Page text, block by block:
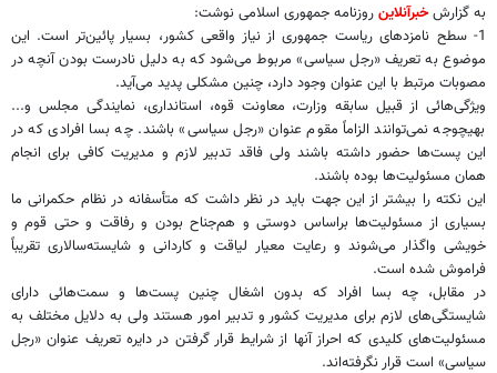
به گزارشخبرآنلاین روزنامه جمهوری اسلامی نوشت:
1- سطح نامزدهای ریاست ‌جمهوری از نیاز واقعی کشور، بسیار پائین‌تر است. این
موضوع به تعریف «رجل سیاسی» مربوط می‌شود که به دلیل نادرست بودن آنچه در
مصوبات مرتبط با این عنوان وجود دارد، چنین مشکلی پدید می‌آید.
ویژگی‌هائی از قبیل سابقه وزارت، معاونت قوه، استانداری، نمایندگی مجلس و...
بهیچوجه نمی‌توانند الزاماً مقوم عنوان «رجل سیاسی» باشند. چه بسا افرادی که در
این پست‌ها حضور داشته باشند ولی فاقد تدبیر لازم و مدیریت کافی برای انجام
همان مسئولیت‌ها بوده باشند.
این نکته را بیشتر از این جهت باید در نظر داشت که متأسفانه در نظام حکمرانی ما
بسیاری از مسئولیت‌ها براساس دوستی‌ و هم‌جناح بودن و رفاقت و حتی قوم و
خویشی واگذار می‌شوند و رعایت معیار لیاقت و کاردانی و شایسته‌سالاری تقریباً
فراموش شده است.
در مقابل، چه بسا افراد که بدون اشغال چنین پست‌ها و سمت‌هائی دارای
شایستگی‌های لازم برای مدیریت کشور و تدبیر امور هستند ولی به دلایل مختلف به
مسئولیت‌های کلیدی که احراز آنها از شرایط قرار گرفتن در دایره تعریف عنوان «رجل
سیاسی» است قرار نگرفته‌اند.